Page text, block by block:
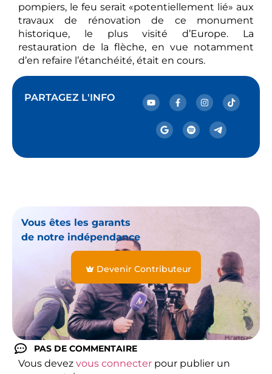
pompiers, le feu serait «potentiellement lié» aux
travaux de rénovation de ce monument
historique, le plus visité d’Europe. La
restauration de la flèche, en vue notamment
d’en refaire l’étanchéité, était en cours.
PARTAGEZ L'INFO
Vous êtes les garants
de notre indépendance
Devenir Contributeur
PAS DE COMMENTAIRE
Vous devez vous connecter pour publier un